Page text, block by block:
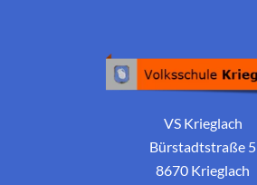
VS Krieglach
Bürstadtstraße 5
8670 Krieglach